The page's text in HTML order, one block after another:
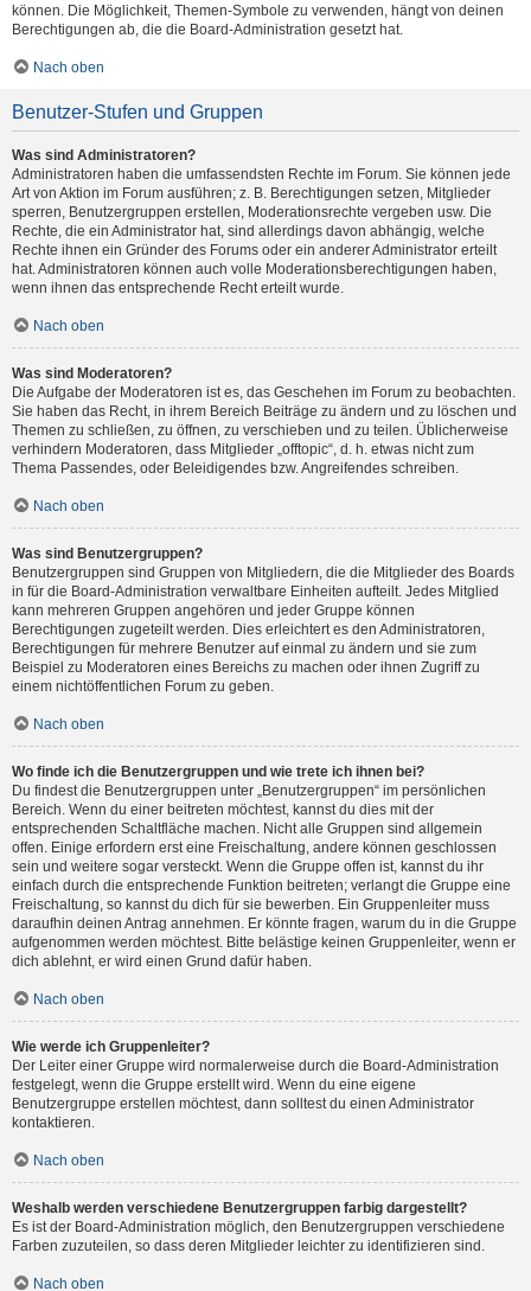
können. Die Möglichkeit, Themen-Symbole zu verwenden, hängt von deinen
Berechtigungen ab, die die Board-Administration gesetzt hat.
Nach oben
Benutzer-Stufen und Gruppen
Was sind Administratoren?
Administratoren haben die umfassendsten Rechte im Forum. Sie können jede
Art von Aktion im Forum ausführen; z. B. Berechtigungen setzen, Mitglieder
sperren, Benutzergruppen erstellen, Moderationsrechte vergeben usw. Die
Rechte, die ein Administrator hat, sind allerdings davon abhängig, welche
Rechte ihnen ein Gründer des Forums oder ein anderer Administrator erteilt
hat. Administratoren können auch volle Moderationsberechtigungen haben,
wenn ihnen das entsprechende Recht erteilt wurde.
Nach oben
Was sind Moderatoren?
Die Aufgabe der Moderatoren ist es, das Geschehen im Forum zu beobachten.
Sie haben das Recht, in ihrem Bereich Beiträge zu ändern und zu löschen und
Themen zu schließen, zu öffnen, zu verschieben und zu teilen. Üblicherweise
verhindern Moderatoren, dass Mitglieder „offtopic“, d. h. etwas nicht zum
Thema Passendes, oder Beleidigendes bzw. Angreifendes schreiben.
Nach oben
Was sind Benutzergruppen?
Benutzergruppen sind Gruppen von Mitgliedern, die die Mitglieder des Boards
in für die Board-Administration verwaltbare Einheiten aufteilt. Jedes Mitglied
kann mehreren Gruppen angehören und jeder Gruppe können
Berechtigungen zugeteilt werden. Dies erleichtert es den Administratoren,
Berechtigungen für mehrere Benutzer auf einmal zu ändern und sie zum
Beispiel zu Moderatoren eines Bereichs zu machen oder ihnen Zugriff zu
einem nichtöffentlichen Forum zu geben.
Nach oben
Wo finde ich die Benutzergruppen und wie trete ich ihnen bei?
Du findest die Benutzergruppen unter „Benutzergruppen“ im persönlichen
Bereich. Wenn du einer beitreten möchtest, kannst du dies mit der
entsprechenden Schaltfläche machen. Nicht alle Gruppen sind allgemein
offen. Einige erfordern erst eine Freischaltung, andere können geschlossen
sein und weitere sogar versteckt. Wenn die Gruppe offen ist, kannst du ihr
einfach durch die entsprechende Funktion beitreten; verlangt die Gruppe eine
Freischaltung, so kannst du dich für sie bewerben. Ein Gruppenleiter muss
daraufhin deinen Antrag annehmen. Er könnte fragen, warum du in die Gruppe
aufgenommen werden möchtest. Bitte belästige keinen Gruppenleiter, wenn er
dich ablehnt, er wird einen Grund dafür haben.
Nach oben
Wie werde ich Gruppenleiter?
Der Leiter einer Gruppe wird normalerweise durch die Board-Administration
festgelegt, wenn die Gruppe erstellt wird. Wenn du eine eigene
Benutzergruppe erstellen möchtest, dann solltest du einen Administrator
kontaktieren.
Nach oben
Weshalb werden verschiedene Benutzergruppen farbig dargestellt?
Es ist der Board-Administration möglich, den Benutzergruppen verschiedene
Farben zuzuteilen, so dass deren Mitglieder leichter zu identifizieren sind.
Nach oben